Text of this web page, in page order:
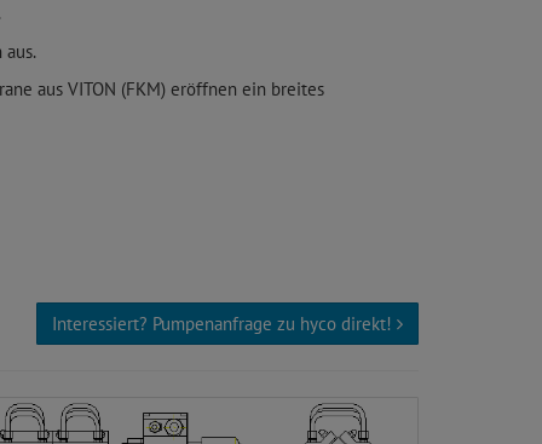
aus VITON (FKM) eröffnen ein breites
Interessiert? Pumpenanfrage zu hyco direkt!